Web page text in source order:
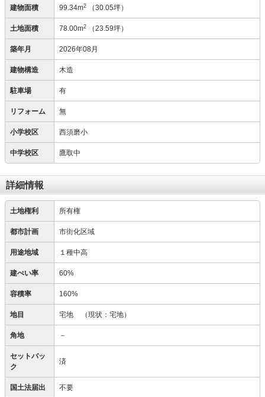
建物面積 99.34m2 （30.05坪）
土地面積 78.00m2 （23.59坪）
築年月 2026年08月
建物構造 木造
駐車場 有
リフォーム 無
小学校区 西須磨小
中学校区 鷹取中
詳細情報
土地権利 所有権
都市計画 市街化区域
用途地域 １種中高
建ぺい率 60%
容積率 160%
地目 宅地 （現状：宅地）
角地 －
セットバッ
ク
済
国土法届出 不要